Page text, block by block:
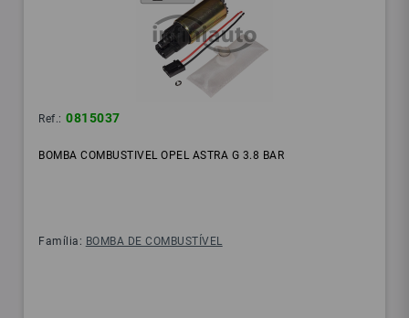
Ref.: 0815037
BOMBA COMBUSTIVEL OPEL ASTRA G 3.8 BAR
Família: BOMBA DE COMBUSTÍVEL